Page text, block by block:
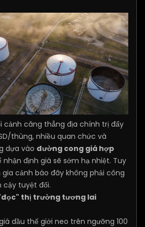
cảnh căng thẳng địa chính trị đẩy
thùng, nhiều quan chức và
dựa vào đường cong giá hợp
nhận định giá sẽ sớm hạ nhiệt. Tuy
cảnh báo đây không phải công
cậy tuyệt đối.
thị trường tương lai
dầu thế giới neo trên ngưỡng 100